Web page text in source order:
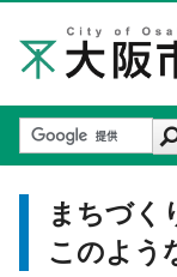
まちづく
このよう